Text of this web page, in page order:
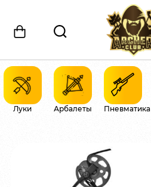
Луки Арбалеты Пневматика